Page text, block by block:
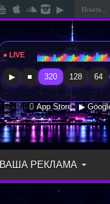
● LIVE
▶ ■ 320 128 64
 App Store ▶
ВАША РЕКЛАМА